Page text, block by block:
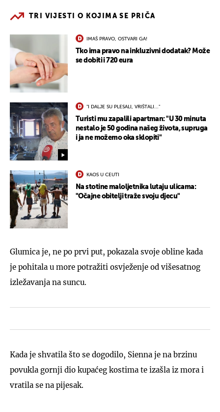
TRI VIJESTI O KOJIMA SE PRIČA
IMAŠ PRAVO, OSTVARI GA!
Tko ima pravo na inkluzivni dodatak? Može
se dobiti i 720 eura
"I DALJE SU PLESALI, VRIŠTALI..."
Turisti mu zapalili apartman: "U 30 minuta
nestalo je 50 godina našeg života, supruga
i ja ne možemo oka sklopiti"
KAOS U CEUTI
Na stotine maloljetnika lutaju ulicama:
"Očajne obitelji traže svoju djecu"
Glumica je, ne po prvi put, pokazala svoje obline kada
je pohitala u more potražiti osvježenje od višesatnog
izležavanja na suncu.
Kada je shvatila što se dogodilo, Sienna je na brzinu
povukla gornji dio kupaćeg kostima te izašla iz mora i
vratila se na pijesak.